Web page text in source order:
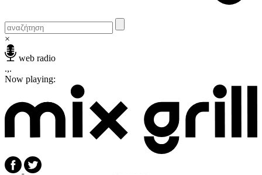
×
web radio
.,.
Now playing: